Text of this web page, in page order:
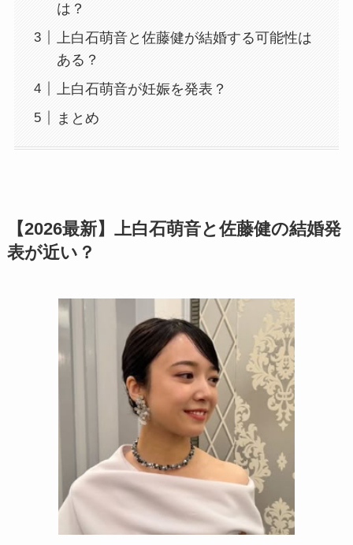
は？
上白石萌音と佐藤健が結婚する可能性は
ある？
上白石萌音が妊娠を発表？
まとめ
【2026最新】上白石萌音と佐藤健の結婚発
表が近い？